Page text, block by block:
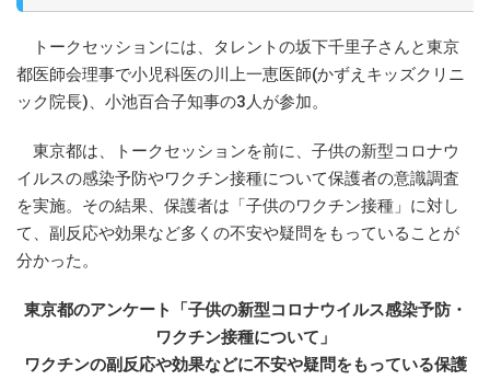
トークセッションには、タレントの坂下千里子さんと東京
都医師会理事で小児科医の川上一恵医師(かずえキッズクリニ
ック院長)、小池百合子知事の3人が参加。
東京都は、トークセッションを前に、子供の新型コロナウ
イルスの感染予防やワクチン接種について保護者の意識調査
を実施。その結果、保護者は「子供のワクチン接種」に対し
て、副反応や効果など多くの不安や疑問をもっていることが
分かった。
東京都のアンケート「子供の新型コロナウイルス感染予防・
ワクチン接種について」
ワクチンの副反応や効果などに不安や疑問をもっている保護